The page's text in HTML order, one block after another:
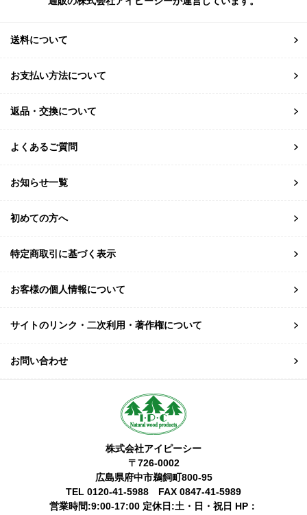
送料について
お支払い方法について
返品・交換について
よくあるご質問
お知らせ一覧
初めての方へ
特定商取引に基づく表示
お客様の個人情報について
サイトのリンク・二次利用・著作権について
お問い合わせ
株式会社アイピーシー
〒726-0002
広島県府中市鵜飼町800-95
TEL 0120-41-5988 FAX 0847-41-5989
営業時間:9:00-17:00 定休日:土・日・祝日 HP：